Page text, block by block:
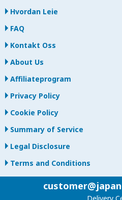
Hvordan Leie
FAQ
Kontakt Oss
About Us
Affiliateprogram
Privacy Policy
Cookie Policy
Summary of Service
Legal Disclosure
Terms and Conditions